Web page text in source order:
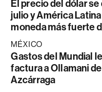
El precio del dólar
julio y América
moneda más fuerte
MÉXICO
Gastos del Mundial
factura a Ollamani
Azcárraga